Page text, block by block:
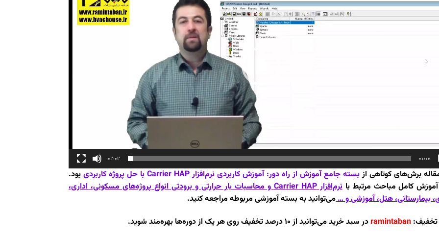
00:00
02:02
برش‌های کوتاهی ازبسته جامع آموزش از راه دور: آموزش کاربردی نرم‌افزار Carrier HAP با حل پروژه کاربردی
بود.
آموزش کامل مباحث مرتبط با
نرم‌افزار Carrier HAP و محاسبات بار حرارتی و برودتی انواع پروژه‌های مسکونی، اداری،
بیمارستانی، هتل، آموزشی و …می‌توانید به بسته آموزشی مربوطه مراجعه کنید.
تخفیف: ramintabanدر سبد خرید می‌توانید از ۱۰ درصد تخفیف روی هر یک از دوره‌ها بهره‌مند شوید.